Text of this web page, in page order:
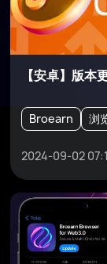
【安卓】版
Broearn 浏
2024-09-02